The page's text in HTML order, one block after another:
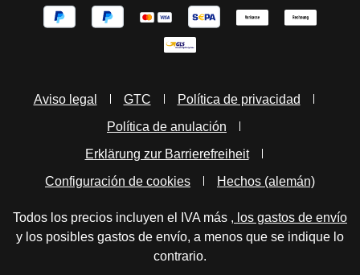
Aviso legal GTC
Política de privacidad
Política de anulación
Erklärung zur Barrierefreiheit
Configuración de cookies
Hechos (alemán)
Todos los precios incluyen el IVA más , los gastos de envío
y los posibles gastos de envío, a menos que se indique lo
contrario.